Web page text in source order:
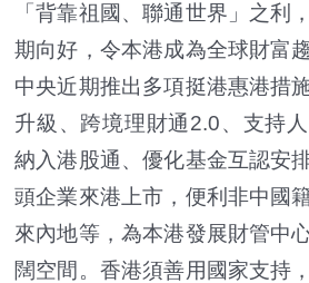
「背靠祖國、聯通世界」之利
期向好，令本港成為全球財富
中央近期推出多項挺港惠港措
升級、跨境理財通2.0、支持
納入港股通、優化基金互認安
頭企業來港上市，便利非中國
來內地等，為本港發展財管中
闊空間。香港須善用國家支持